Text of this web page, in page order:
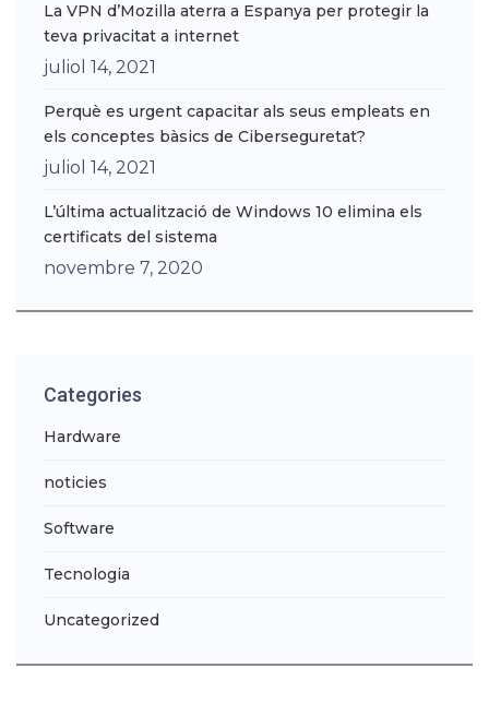
La VPN d’Mozilla aterra a Espanya per protegir la
teva privacitat a internet
juliol 14, 2021
Perquè es urgent capacitar als seus empleats en
els conceptes bàsics de Ciberseguretat?
juliol 14, 2021
L’última actualització de Windows 10 elimina els
certificats del sistema
novembre 7, 2020
Categories
Hardware
noticies
Software
Tecnologia
Uncategorized